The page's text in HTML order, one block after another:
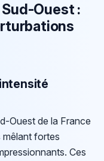
Ouest :
Ouest de la France
fortes
Ces